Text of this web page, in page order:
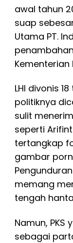
awal tahun
suap
Utama PT.
Kementerian
LHI divonis
politiknya
sulit
seperti
tertangkap
gambar
memang
tengah
Namun, PKS
sebagai